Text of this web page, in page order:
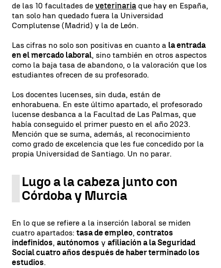
de las 10 facultades de veterinaria que hay en España,
tan solo han quedado fuera la Universidad
Complutense (Madrid) y la de León.
Las cifras no solo son positivas en cuanto a la entrada
en el mercado laboral, sino también en otros aspectos
como la baja tasa de abandono, o la valoración que los
estudiantes ofrecen de su profesorado.
Los docentes lucenses, sin duda, están de
enhorabuena. En este último apartado, el profesorado
lucense desbanca a la Facultad de Las Palmas, que
había conseguido el primer puesto en el año 2023.
Mención que se suma, además, al reconocimiento
como grado de excelencia que les fue concedido por la
propia Universidad de Santiago. Un no parar.
Lugo a la cabeza junto con
Córdoba y Murcia
En lo que se refiere a la inserción laboral se miden
cuatro apartados: tasa de empleo, contratos
indefinidos, autónomos y afiliación a la Seguridad
Social cuatro años después de haber terminado los
estudios.